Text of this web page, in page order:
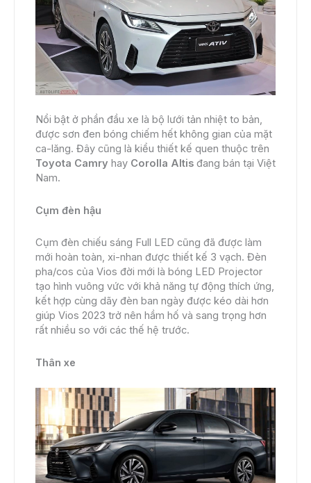
Nổi bật ở phần đầu xe là bộ lưới tản nhiệt to bản,
được sơn đen bóng chiếm hết không gian của mặt
ca-lăng. Đây cũng là kiểu thiết kế quen thuộc trên
Toyota Camry hay Corolla Altis đang bán tại Việt
Nam.
Cụm đèn hậu
Cụm đèn chiếu sáng Full LED cũng đã được làm
mới hoàn toàn, xi-nhan được thiết kế 3 vạch. Đèn
pha/cos của Vios đời mới là bóng LED Projector
tạo hình vuông vức với khả năng tự động thích ứng,
kết hợp cùng dãy đèn ban ngày được kéo dài hơn
giúp Vios 2023 trở nên hầm hố và sang trọng hơn
rất nhiều so với các thế hệ trước.
Thân xe